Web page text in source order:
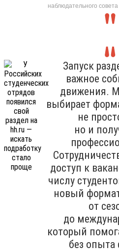
наблюдательного
Запуск
важное
движения.
выбирает
не
но и
доступ к
числу
новый
от
до
который
без опыта